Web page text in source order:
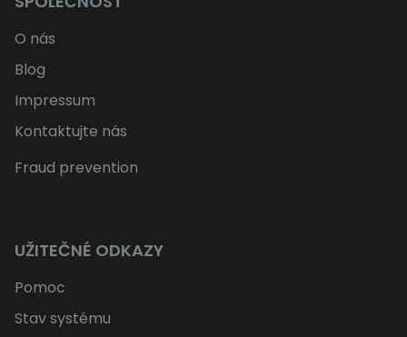
O nás
Blog
Impressum
Kontaktujte nás
Fraud prevention
UŽITEČNÉ ODKAZY
Pomoc
Stav systému